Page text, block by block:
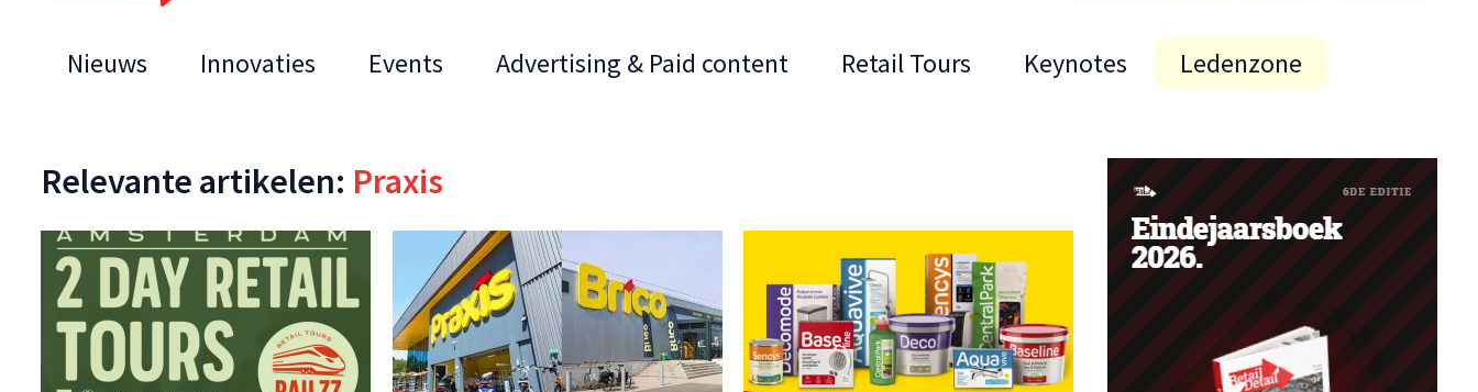
Nieuws Innovaties Events Advertising & Paid content Retail Tours Keynotes Ledenzone
Relevante artikelen: Praxis